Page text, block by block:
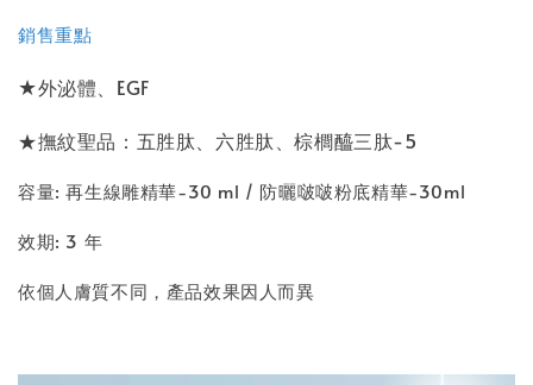
銷售重點
★外泌體、EGF
★撫紋聖品：五胜肽、六胜肽、棕櫚醯三肽-5
容量: 再生線雕精華-30 ml / 防曬啵啵粉底精華-30ml
效期: 3 年
依個人膚質不同，產品效果因人而異